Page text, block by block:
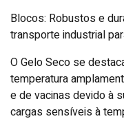
Blocos: Robustos e
transporte industrial
O Gelo Seco se
temperatura
e de vacinas devido à
cargas sensíveis à